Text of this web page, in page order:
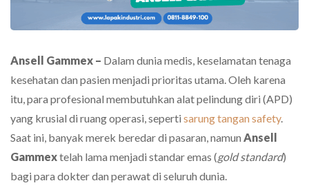
Ansell Gammex – Dalam dunia medis, keselamatan tenaga
kesehatan dan pasien menjadi prioritas utama. Oleh karena
itu, para profesional membutuhkan alat pelindung diri (APD)
yang krusial di ruang operasi, seperti sarung tangan safety.
Saat ini, banyak merek beredar di pasaran, namun Ansell
Gammextelah lama menjadi standar emas (gold standard)
bagi para dokter dan perawat di seluruh dunia.